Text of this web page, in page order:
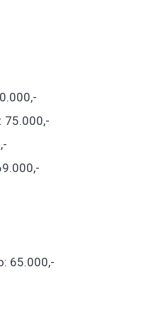
75.000,-
65.000,-